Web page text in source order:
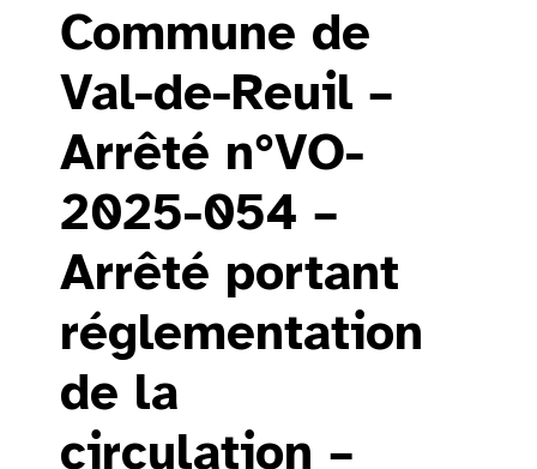
Commune de
Val-de-Reuil –
Arrêté n°VO-
2025-054 –
Arrêté portant
réglementation
de la
circulation –